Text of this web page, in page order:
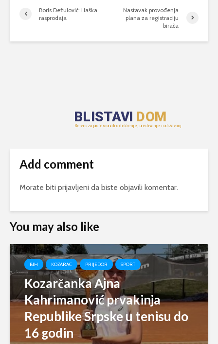
Boris Dežulović: Haška
rasprodaja
Nastavak provođenja
plana za registraciju
birača
Add comment
Morate biti prijavljeni da biste objavili komentar.
You may also like
BIH KOZARAC PRIJEDOR SPORT
Kozarčanka Ajna
Kahrimanović prvakinja
Republike Srpske u tenisu do
16 godin